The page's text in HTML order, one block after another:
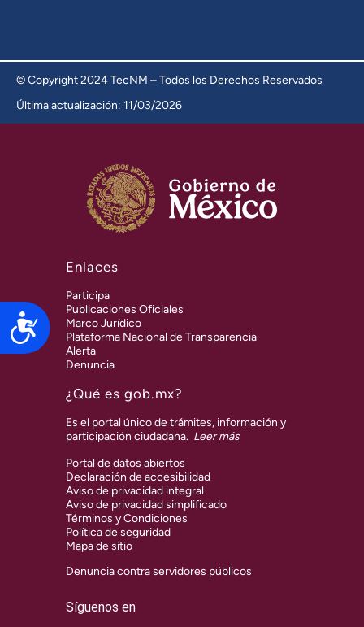
Accesibilidad
© Copyright 2024 TecNM – Todos los Derechos Reservados
Última actualización: 11/03/2026
Enlaces
Participa
Publicaciones Oficiales
Marco Jurídico
Plataforma Nacional de Transparencia
Alerta
Denuncia
¿Qué es gob.mx?
Es el portal único de trámites, información y
participación ciudadana. Leer más
Portal de datos abiertos
Declaración de accesibilidad
Aviso de privacidad integral
Aviso de privacidad simplificado
Términos y Condiciones
Política de seguridad
Mapa de sitio
Denuncia contra servidores públicos
Síguenos en